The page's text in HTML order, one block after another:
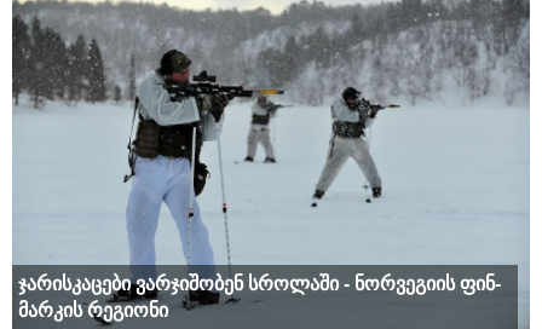
გიგა ავალიანის საქმეზე დაკავებული ნია იმნაძე
კლინიკიდან ზაჰესის დროებითი მოთავსების
იზოლატორში გადაიყვანეს
ჯა­რის­კა­ცე­ბი ვარ­ჯი­შო­ბენ სრო­ლა­ში - ნორ­ვე­გი­ის ფინ­
მარ­კის რე­გი­ო­ნი